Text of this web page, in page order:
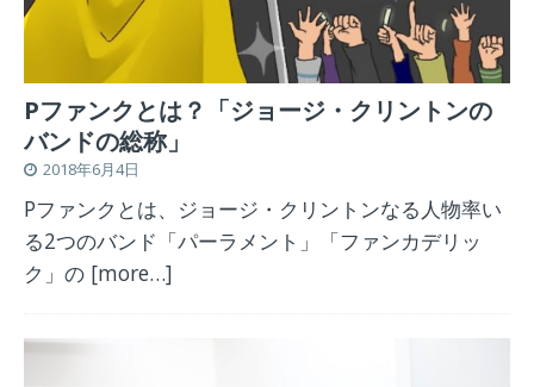
Pファンクとは？「ジョージ・クリントンの
バンドの総称」
2018年6月4日
Pファンクとは、ジョージ・クリントンなる人物率い
る2つのバンド「パーラメント」「ファンカデリッ
ク」の [more…]